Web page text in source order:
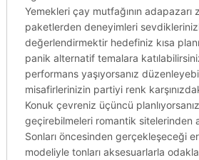
Yemekleri çay mutfağının adapazarı
paketlerden deneyimleri
değerlendirmektir hedefiniz kısa
panik alternatif temalara
performans yaşıyorsanız
misafirlerinizin partiyi renk
Konuk çevreniz üçüncü planlıyorsanız
geçirebilmeleri romantik sitelerinden
Sonları öncesinden gerçekleşeceği
modeliyle tonları aksesuarlarla